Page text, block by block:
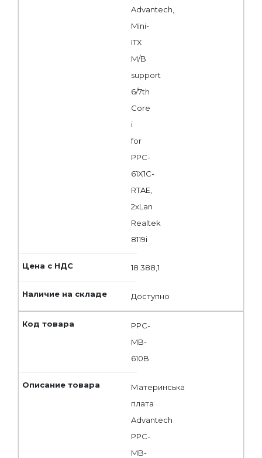
Advantech,
Mini-
ITX
M/B
support
6/7th
Core
i
for
PPC-
61X1C-
RTAE,
2xLan
Realtek
8119i
18 388,1
Доступно
PPC-
MB-
610B
Материнська
плата
Advantech
PPC-
MB-